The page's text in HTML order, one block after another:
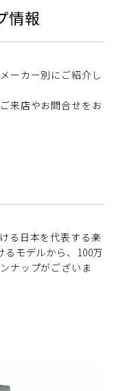
情報
ーカー別にご紹介し
来店やお問合せをお
る日本を代表する楽
モデルから、100万
ナップがございま